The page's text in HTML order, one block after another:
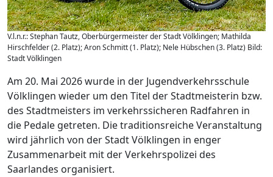
V.l.n.r.: Stephan Tautz, Oberbürgermeister der Stadt Völklingen; Mathilda
Hirschfelder (2. Platz); Aron Schmitt (1. Platz); Nele Hübschen (3. Platz) Bild:
Stadt Völklingen
Am 20. Mai 2026 wurde in der Jugendverkehrsschule
Völklingen wieder um den Titel der Stadtmeisterin bzw.
des Stadtmeisters im verkehrssicheren Radfahren in
die Pedale getreten. Die traditionsreiche Veranstaltung
wird jährlich von der Stadt Völklingen in enger
Zusammenarbeit mit der Verkehrspolizei des
Saarlandes organisiert.